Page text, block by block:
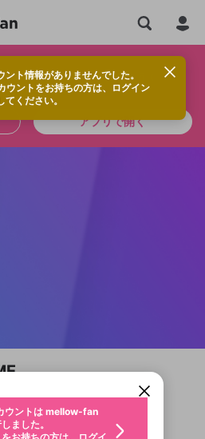
ント情報がありませんでした。
ウントをお持ちの方は、ログイン
ください。
アプリをインストールしよう！
アプリで開く
ンレター
定
ている動画 (ライブ配信、配
お持ちの方は、ログイ
規登録
でログイン中のア
グイン
ウントは mellow-fan
ました。
データの登録
ーとして報告しま
クシェア
ニティ参加方法